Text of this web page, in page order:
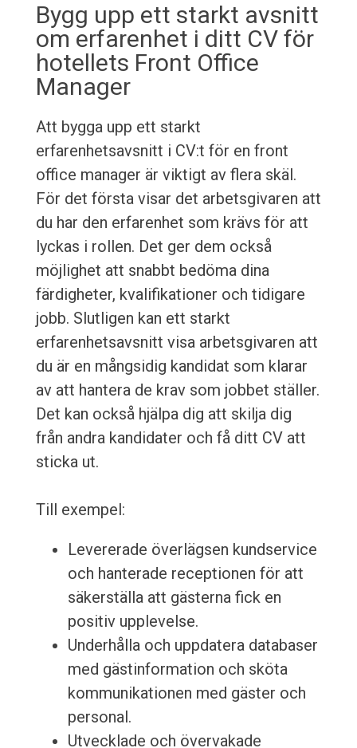
Bygg upp ett starkt avsnitt
om erfarenhet i ditt CV för
hotellets Front Office
Manager
Att bygga upp ett starkt
erfarenhetsavsnitt i CV:t för en front
office manager är viktigt av flera skäl.
För det första visar det arbetsgivaren att
du har den erfarenhet som krävs för att
lyckas i rollen. Det ger dem också
möjlighet att snabbt bedöma dina
färdigheter, kvalifikationer och tidigare
jobb. Slutligen kan ett starkt
erfarenhetsavsnitt visa arbetsgivaren att
du är en mångsidig kandidat som klarar
av att hantera de krav som jobbet ställer.
Det kan också hjälpa dig att skilja dig
från andra kandidater och få ditt CV att
sticka ut.
Till exempel:
Levererade överlägsen kundservice
och hanterade receptionen för att
säkerställa att gästerna fick en
positiv upplevelse.
Underhålla och uppdatera databaser
med gästinformation och sköta
kommunikationen med gäster och
personal.
Utvecklade och övervakade